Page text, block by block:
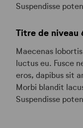
Suspendisse
Titre de niveau
Maecenas
luctus eu. Fusce
eros, dapibus sit
Morbi blandit
Suspendisse